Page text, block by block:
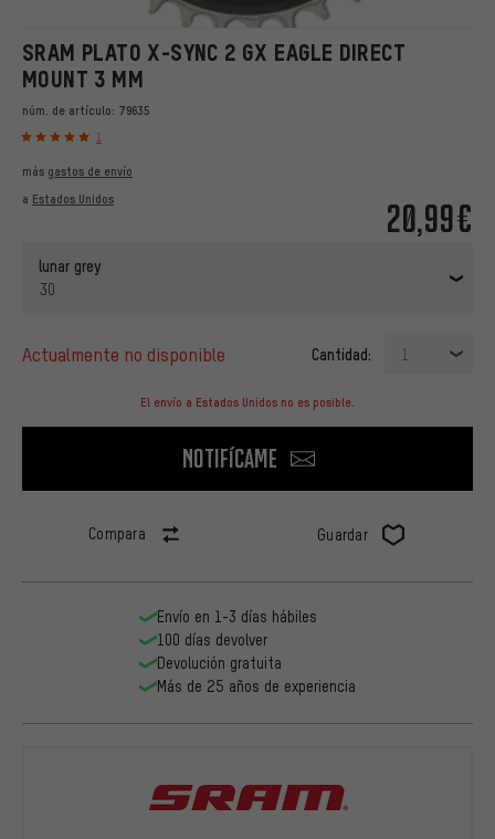
SRAM PLATO X-SYNC 2 GX EAGLE DIRECT
MOUNT 3 MM
núm. de artículo: 79635
1
20,99€
más gastos de envío
a Estados Unidos
lunar grey
30
actualmente no disponible Cantidad: 1
El envío a Estados Unidos no es posible.
Notifícame
Compara Guardar
Envío en 1-3 días hábiles
100 días devolver
Devolución gratuita
Más de 25 años de experiencia
SRAM